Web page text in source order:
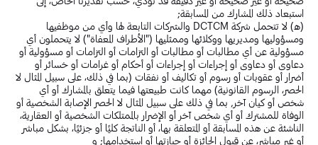
استبعاد ذلك المشارك من المسابقة;
(ه) لا تتحمل شركة DCTCM والشركات التابعة لها وأي من موظفيها
ومسؤوليها ومديريها ووكلائها وممثليها ("الأطراف المعفاة") لا يتحملون أي
مسؤولية عن أي مطالبات أو مطالبات أو التزامات أو التزامات أو مسؤولية أو
دعاوى أو دعاوى أو إجراءات أو إجراءات أو أحكام أو غرامات أو خسائر أو
أضرار أو عقوبات أو رسوم أو تكاليف أو نفقات (بما في ذلك، على سبيل المثال لا
الحصر، الرسوم القانونية) مهما كانت طبيعتها فيما يتعلق بالمشارك أو أي
شخص أو كيان آخر, بما في ذلك على سبيل المثال لا الحصر الإصابة الشخصية أو
الوفاة للمشترك أو أي شخص آخر أو الإضرار بالممتلكات الشخصية أو العقارية،
الناشئة عن هذه المسابقة أو المتعلقة بها، أو الناتجة كليًا أو جزئيًا، بشكل مباشر
أو غير مباشر، عن قبول الجائزة أو حيازتها أو استخدامها; و